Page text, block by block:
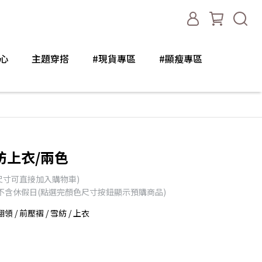
主題穿搭 #現貨專區 #顯瘦專區
上衣/兩色
可直接加入購物車)
休假日(點選完顏色尺寸按鈕顯示預購商品)
領 / 前壓褶 / 雪紡 / 上衣